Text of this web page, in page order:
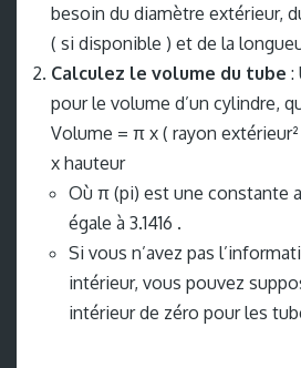
besoin du diamètre extérieur,
( si disponible ) et de la
Calculez le volume du tube :
pour le volume d’un cylindre,
Volume = π x ( rayon
x hauteur
Où π (pi) est une constante
égale à 3.1416 .
Si vous n’avez pas
intérieur, vous pouvez
intérieur de zéro pour les